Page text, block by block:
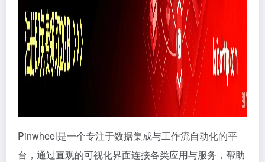
Pinwheel是一个专注于数据集成与工作流自动化的平
台，通过直观的可视化界面连接各类应用与服务，帮助